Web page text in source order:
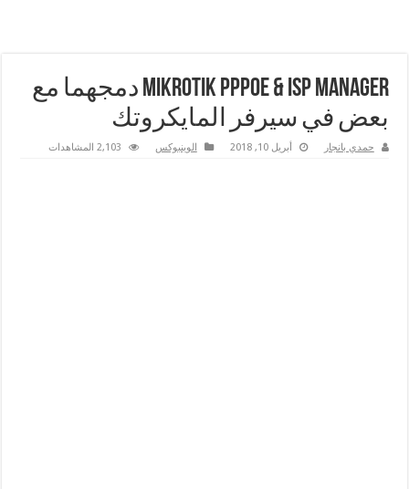
Mikrotik PPPoE & ISP Manager دمجهما مع
بعض في سيرفر المايكروتك
حمدي بانجار أبريل 10, 2018 الوينبوكس 2,103 المشاهدات